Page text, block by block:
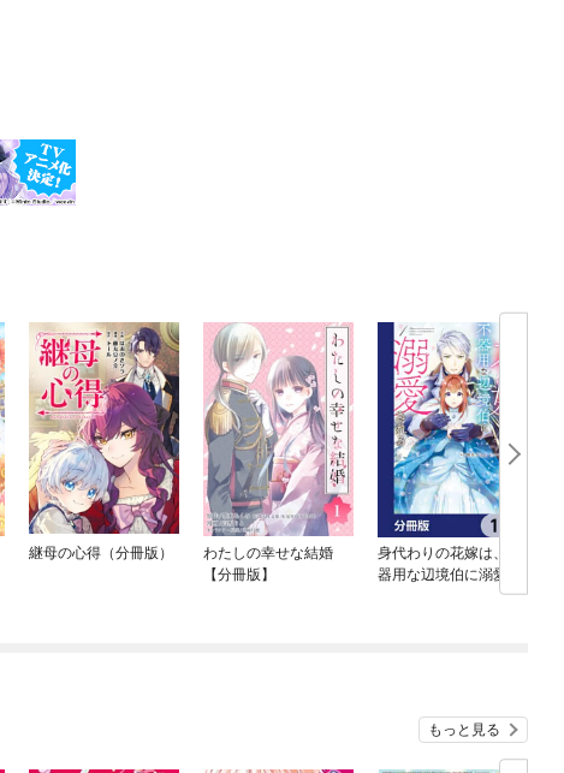
継母の心得（分冊版）
わたしの幸せな結婚
【分冊版】
身代わりの花嫁は、不
器用な辺境伯に溺愛さ
もっと見る